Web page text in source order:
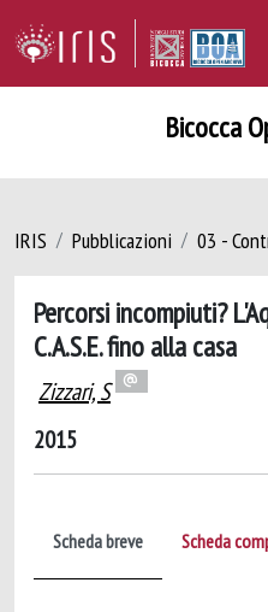
Bicocca
IRIS Pubblicazioni 03 -
Percorsi incompiuti?
C.A.S.E. fino alla casa
Zizzari, S
2015
Scheda breve Scheda